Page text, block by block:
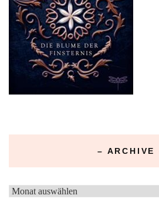
– ARCHIVE
–